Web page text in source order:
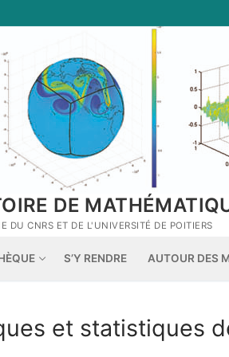
DE
DU CNRS ET DE L'UNIVERSITÉ DE POITIERS
S’Y RENDRE AUTOUR DES
et statistiques